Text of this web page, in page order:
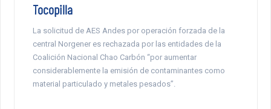
Tocopilla
La solicitud de AES Andes por operación forzada de la
central Norgener es rechazada por las entidades de la
Coalición Nacional Chao Carbón “por aumentar
considerablemente la emisión de contaminantes como
material particulado y metales pesados”.